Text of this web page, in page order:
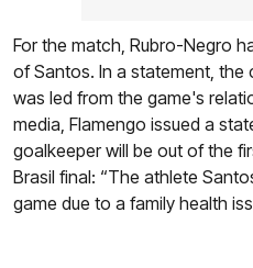
For the match, Rubro-Negro
of Santos. In a statement,
was led from the game's
media, Flamengo issued a
goalkeeper will be out of the
Brasil final: “The athlete
game due to a family health